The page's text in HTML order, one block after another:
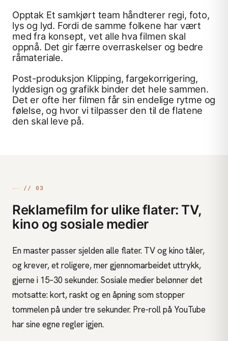
Opptak Et samkjørt team håndterer regi, foto,
lys og lyd. Fordi de samme folkene har vært
med fra konsept, vet alle hva filmen skal
oppnå. Det gir færre overraskelser og bedre
råmateriale.
Post-produksjon Klipping, fargekorrigering,
lyddesign og grafikk binder det hele sammen.
Det er ofte her filmen får sin endelige rytme og
følelse, og hvor vi tilpasser den til de flatene
den skal leve på.
// 03
Reklamefilm for ulike flater: TV,
kino og sosiale medier
En master passer sjelden alle flater. TV og kino tåler,
og krever, et roligere, mer gjennomarbeidet uttrykk,
gjerne i 15–30 sekunder. Sosiale medier belønner det
motsatte: kort, raskt og en åpning som stopper
tommelen på under tre sekunder. Pre-roll på YouTube
har sine egne regler igjen.